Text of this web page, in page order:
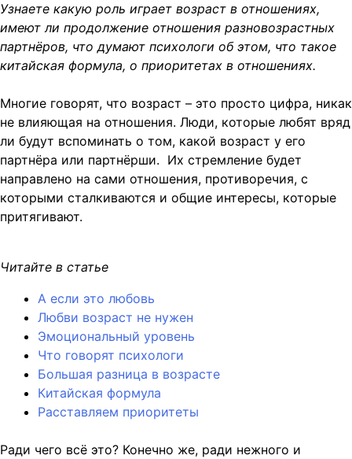
Узнаете какую роль играет возраст в отношениях,
имеют ли продолжение отношения разновозрастных
партнёров, что думают психологи об этом, что такое
китайская формула, о приоритетах в отношениях.
Многие говорят, что возраст – это просто цифра, никак
не влияющая на отношения. Люди, которые любят вряд
ли будут вспоминать о том, какой возраст у его
партнёра или партнёрши. Их стремление будет
направлено на сами отношения, противоречия, с
которыми сталкиваются и общие интересы, которые
притягивают.
Читайте в статье
А если это любовь
Любви возраст не нужен
Эмоциональный уровень
Что говорят психологи
Большая разница в возрасте
Китайская формула
Расставляем приоритеты
Ради чего всё это? Конечно же, ради нежного и